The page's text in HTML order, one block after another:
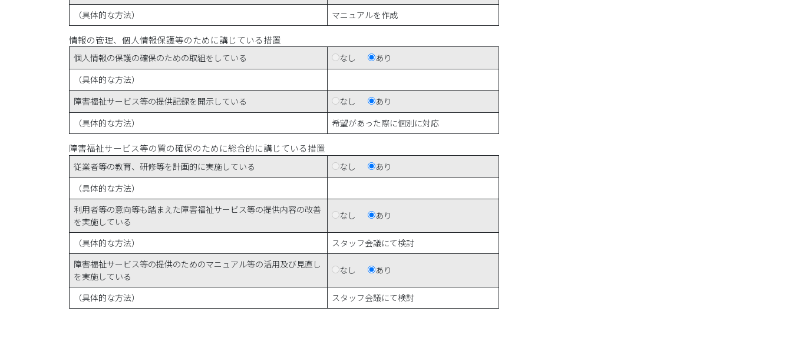
（具体的な方法）
マニュアルを作成
情報の管理、個人情報保護等のために講じている措置
個人情報の保護の確保のための取組をしている なし
あり
（具体的な方法）
障害福祉サービス等の提供記録を開示している
なし
あり
（具体的な方法）
希望があった際に個別に対応
障害福祉サービス等の質の確保のために総合的に講じている措置
従業者等の教育、研修等を計画的に実施している なし
あり
（具体的な方法）
利用者等の意向等も踏まえた障害福祉サービス等の提供内容の改善
を実施している
なし あり
（具体的な方法）
スタッフ会議にて検討
障害福祉サービス等の提供のためのマニュアル等の活用及び見直し
を実施している
なし あり
（具体的な方法） スタッフ会議にて検討